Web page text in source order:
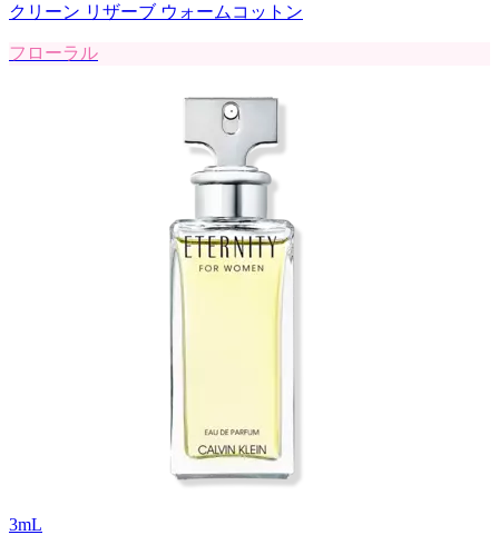
クリーン リザーブ ウォームコットン
フローラル
3mL